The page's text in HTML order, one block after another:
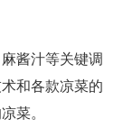
酱汁等关键调
和各款凉菜的
菜。